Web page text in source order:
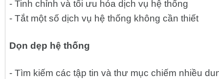
- Tinh chỉnh và tối ưu hóa dịch vụ hệ thống
- Tắt một số dịch vụ hệ thống không cần thiết
Dọn dẹp hệ thống
- Tìm kiếm các tập tin và thư mục chiếm nhiều